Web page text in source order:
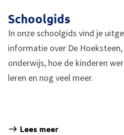
Schoolgids
In onze schoolgids vind je
informatie over De Hoeksteen,
onderwijs, hoe de kinderen
leren en nog veel meer.
Lees meer